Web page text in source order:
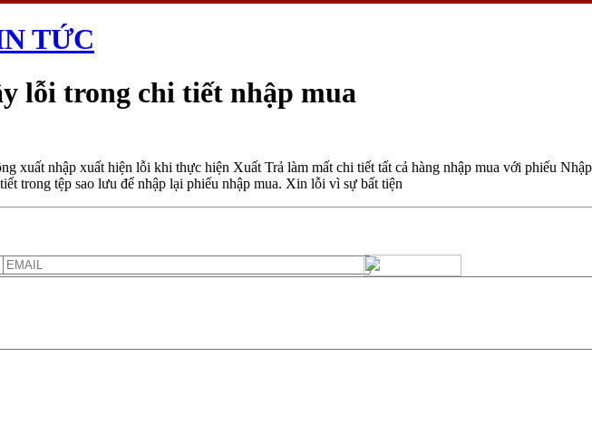
TỨC
lỗi trong chi tiết nhập mua
xuất nhập xuất hiện lỗi khi thực hiện Xuất Trả làm mất chi tiết tất cả hàng nhập mua với phiếu
trong tệp sao lưu để nhập lại phiếu nhập mua. Xin lỗi vì sự bất tiện